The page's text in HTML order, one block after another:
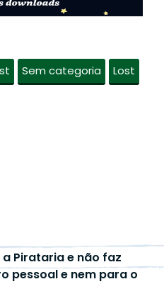
Sem categoria Lost
Pirataria e não faz
pessoal e nem para o